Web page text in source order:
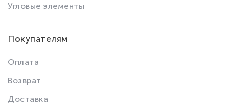
Угловые элементы
Покупателям
Оплата
Возврат
Доставка